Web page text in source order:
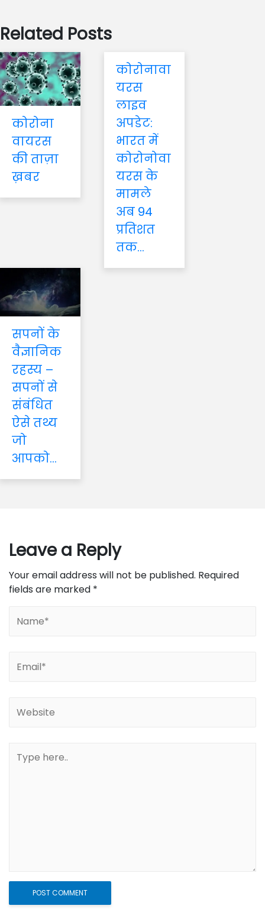
Related Posts
कोरोना
वायरस
की ताज़ा
ख़बर
कोरोनावा
यरस
लाइव
अपडेट:
भारत में
कोरोनोवा
यरस के
मामले
अब 94
प्रतिशत
तक...
सपनों के
वैज्ञानिक
रहस्य –
सपनों से
संबंधित
ऐसे तथ्य
जो
आपको...
Leave a Reply
Your email address will not be published. Required
fields are marked *